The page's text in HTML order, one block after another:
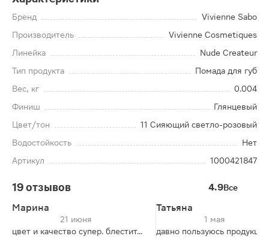
Бренд
Vivienne Sabo
Производитель
Vivienne Cosmetiques
Линейка
Nude Createur
Тип продукта
Помада для губ
Вес, кг
0.004
Финиш
Глянцевый
Цвет/тон
11 Сияющий светло-розовый
Водостойкость
Нет
Артикул
1000421847
19 отзывов 4.9Все
Марина
21 июня
цвет и качество супер. блестит...
Татьяна
1 мая
давно пользуюсь